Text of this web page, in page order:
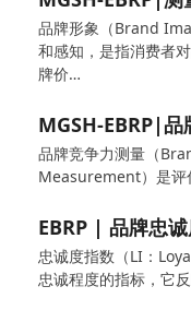
品牌形象（Brand
和感知，是指消费者
牌价…
MGSH-EBRP|品
品牌竞争力测量（
Measurement）是评
EBRP | 品牌忠
忠诚度指数（LI：
忠诚程度的指标，它